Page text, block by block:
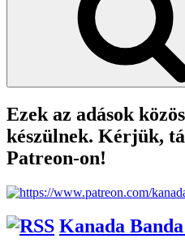
Ezek az adások
készülnek. Kérjük,
Patreon-on!
Kanada